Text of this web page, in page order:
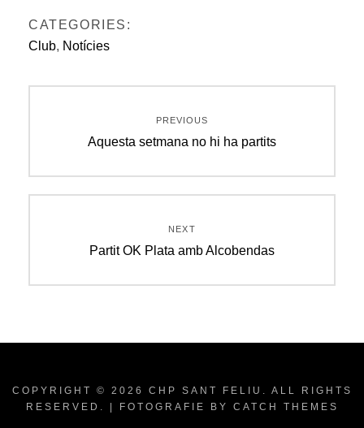
CATEGORIES:
Club, Notícies
d'entrades
PREVIOUS
Previous
Aquesta setmana no hi ha partits
NEXT
Next
Partit OK Plata amb Alcobendas
COPYRIGHT © 2026 CHP SANT FELIU . ALL RIGHTS
RESERVED. | FOTOGRAFIE BY CATCH THEMES